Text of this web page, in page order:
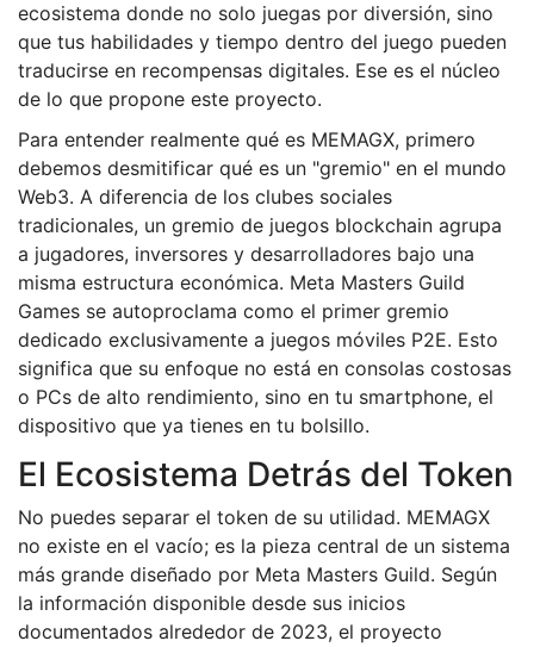
ecosistema donde no solo juegas por diversión, sino
que tus habilidades y tiempo dentro del juego pueden
traducirse en recompensas digitales. Ese es el núcleo
de lo que propone este proyecto.
Para entender realmente qué es MEMAGX, primero
debemos desmitificar qué es un "gremio" en el mundo
Web3. A diferencia de los clubes sociales
tradicionales, un gremio de juegos blockchain agrupa
a jugadores, inversores y desarrolladores bajo una
misma estructura económica. Meta Masters Guild
Games se autoproclama como el primer gremio
dedicado exclusivamente a juegos móviles P2E. Esto
significa que su enfoque no está en consolas costosas
o PCs de alto rendimiento, sino en tu smartphone, el
dispositivo que ya tienes en tu bolsillo.
El Ecosistema Detrás del Token
No puedes separar el token de su utilidad. MEMAGX
no existe en el vacío; es la pieza central de un sistema
más grande diseñado por Meta Masters Guild. Según
la información disponible desde sus inicios
documentados alrededor de 2023, el proyecto